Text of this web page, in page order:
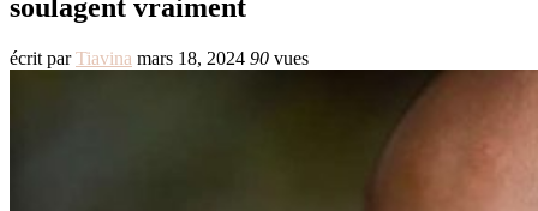
soulagent vraiment
écrit parTiavina mars 18, 2024 90 vues